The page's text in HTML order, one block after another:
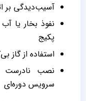
آسیب‌دیدگی بر
نفوذ بخار یا
پکیج
استفاده از گاز
نصب نادرست
سرویس دوره‌ای